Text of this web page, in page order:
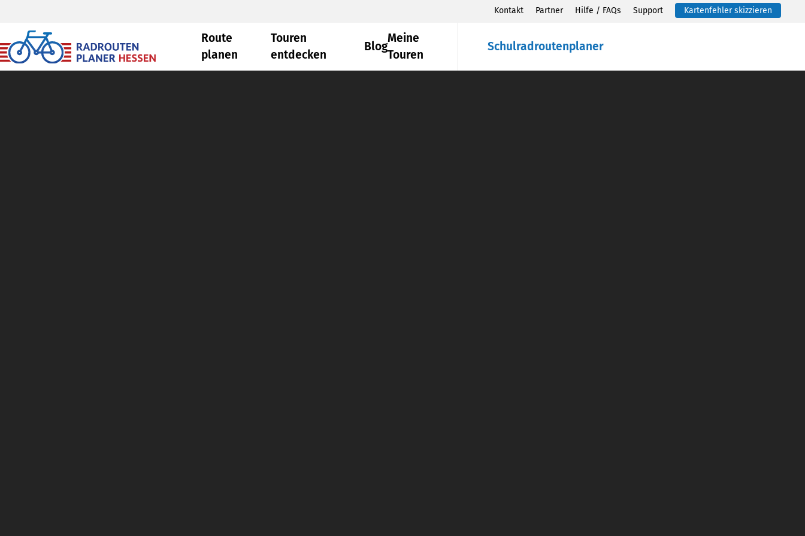
Kontakt Partner Hilfe / FAQs Support Kartenfehler skizzieren
Route
planen
Touren
entdecken
Blog
Meine
Touren
Schulradroutenplaner